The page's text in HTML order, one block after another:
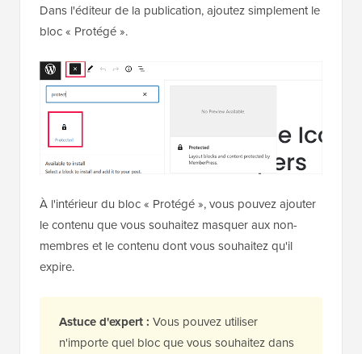
Dans l'éditeur de la publication, ajoutez simplement le
bloc « Protégé ».
À l'intérieur du bloc « Protégé », vous pouvez ajouter
le contenu que vous souhaitez masquer aux non-
membres et le contenu dont vous souhaitez qu'il
expire.
Astuce d'expert : Vous pouvez utiliser
n'importe quel bloc que vous souhaitez dans